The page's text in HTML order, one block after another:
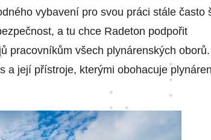
vybavení pro svou práci stále často
a tu chce Radeton podpořit
pracovníkům všech plynárenských oborů.
a její přístroje, kterými obohacuje